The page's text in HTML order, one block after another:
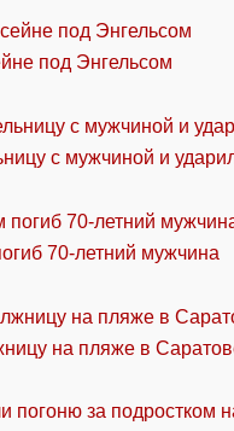
под Энгельсом
с мужчиной и
70-летний мужчина
на пляже в